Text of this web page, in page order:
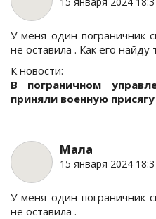
У меня один пограничник
не оставила . Как его найду
К новости:
В пограничном
приняли военную присягу
Мала
15 января 2024
У меня один пограничник
не оставила .